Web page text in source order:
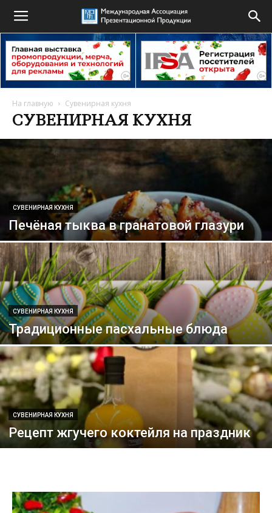
На главную Сувенирная кухня
СУВЕНИРНАЯ КУХНЯ
СУВЕНИРНАЯ КУХНЯ
Печёная тыква в гранатовой глазури
СУВЕНИРНАЯ КУХНЯ
Традиционные пасхальные блюда
СУВЕНИРНАЯ КУХНЯ
Рецепт жгучего коктейля на праздник